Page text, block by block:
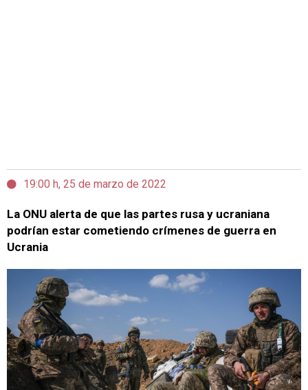
19:00 h, 25 de marzo de 2022
La ONU alerta de que las partes rusa y ucraniana
podrían estar cometiendo crímenes de guerra en
Ucrania